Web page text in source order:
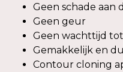
Geen schade aan
Geen geur
Geen wachttijd
Gemakkelijk en
Contour cloning